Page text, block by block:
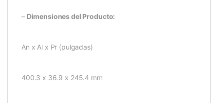
– Dimensiones del Producto:
An x Al x Pr (pulgadas)
400.3 x 36.9 x 245.4 mm